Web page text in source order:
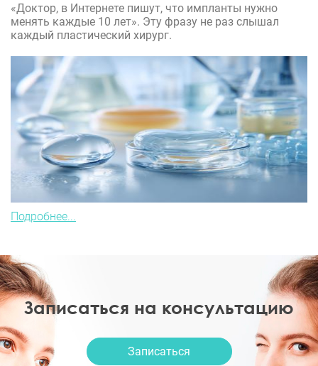
«Доктор, в Интернете пишут, что импланты нужно
менять каждые 10 лет». Эту фразу не раз слышал
каждый пластический хирург.
Подробнее...
Записаться на консультацию
Записаться